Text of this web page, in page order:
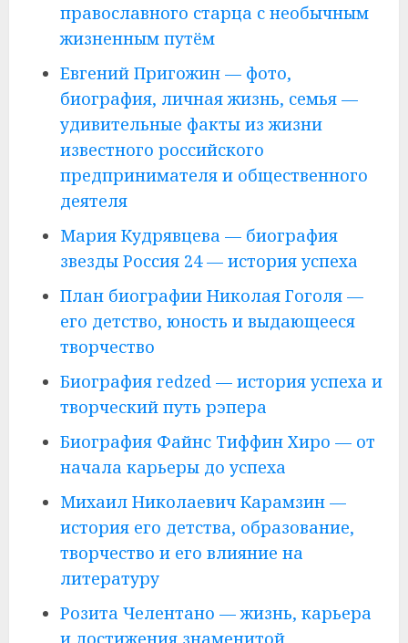
православного старца с необычным
жизненным путём
Евгений Пригожин — фото,
биография, личная жизнь, семья —
удивительные факты из жизни
известного российского
предпринимателя и общественного
деятеля
Мария Кудрявцева — биография
звезды Россия 24 — история успеха
План биографии Николая Гоголя —
его детство, юность и выдающееся
творчество
Биография redzed — история успеха и
творческий путь рэпера
Биография Файнс Тиффин Хиро — от
начала карьеры до успеха
Михаил Николаевич Карамзин —
история его детства, образование,
творчество и его влияние на
литературу
Розита Челентано — жизнь, карьера
и достижения знаменитой